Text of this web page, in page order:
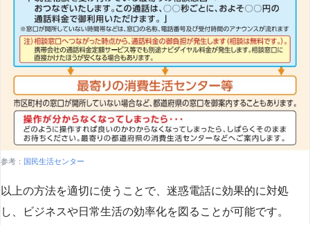
参考： 国民生活センター
以上の方法を適切に使うことで、迷惑電話に効果的に対処
し、ビジネスや日常生活の効率化を図ることが可能です。